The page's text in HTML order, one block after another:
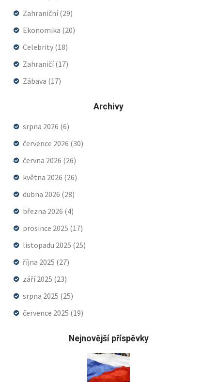
Zahraniční(29)
Ekonomika (20)
Celebrity (18)
Zahraničí(17)
Zábava (17)
Archivy
srpna 2026 (6)
července 2026 (30)
června 2026 (26)
května 2026 (26)
dubna 2026 (28)
března 2026 (4)
prosince 2025 (17)
listopadu 2025 (25)
října 2025 (27)
září 2025 (23)
srpna 2025 (25)
července 2025 (19)
Nejnovější příspěvky